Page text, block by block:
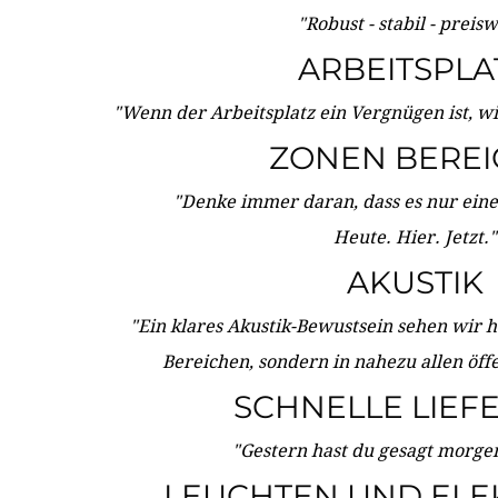
"Robust - stabil -
"Wenn der Arbeitsplatz ein Vergnügen ist,
ZONEN
"Denke immer daran, dass es nur
Heute. Hier. Jetzt."
AKUSTIK
"Ein klares Akustik-Bewustsein sehen wir
Bereichen, sondern in nahezu allen
SCHNELLE
"Gestern hast du gesagt